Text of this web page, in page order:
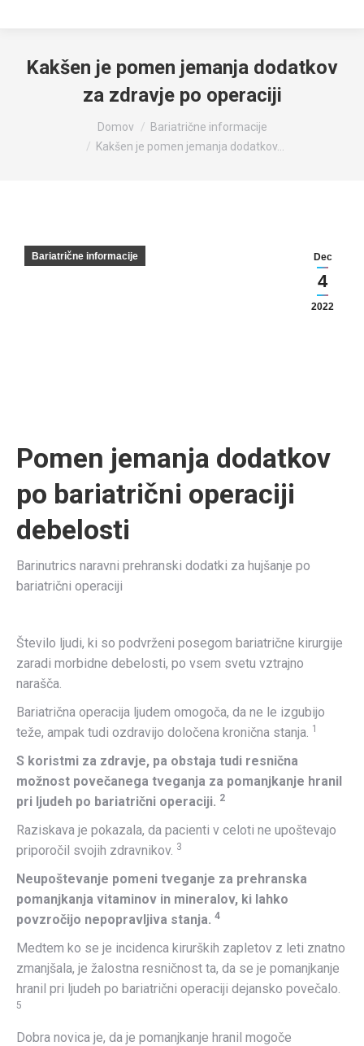
Kakšen je pomen jemanja dodatkov
za zdravje po operaciji
Domov
Bariatrične informacije
Kakšen je pomen jemanja dodatkov…
Dec
4
2022
Bariatrične informacije
Pomen jemanja dodatkov
po bariatrični operaciji
debelosti
Barinutrics naravni prehranski dodatki za hujšanje po
bariatrični operaciji
Število ljudi, ki so podvrženi posegom bariatrične kirurgije
zaradi morbidne debelosti, po vsem svetu vztrajno
narašča.
Bariatrična operacija ljudem omogoča, da ne le izgubijo
teže, ampak tudi ozdravijo določena kronična stanja.
1
S koristmi za zdravje, pa obstaja tudi resnična
možnost povečanega tveganja za pomanjkanje hranil
pri ljudeh po bariatrični operaciji. 2
Raziskava je pokazala, da pacienti v celoti ne upoštevajo
priporočil svojih zdravnikov. 3
Neupoštevanje pomeni tveganje za prehranska
pomanjkanja vitaminov in mineralov, ki lahko
povzročijo nepopravljiva stanja. 4
Medtem ko se je incidenca kirurških zapletov z leti znatno
zmanjšala, je žalostna resničnost ta, da se je pomanjkanje
hranil pri ljudeh po bariatrični operaciji dejansko povečalo.
5
Dobra novica je, da je pomanjkanje hranil mogoče